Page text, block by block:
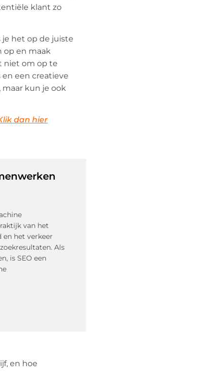
klant zo
het op de juiste
op en maak
niet om op te
een creatieve
kun je ook
dan hier
van het
en het verkeer
Als
is SEO een
en hoe